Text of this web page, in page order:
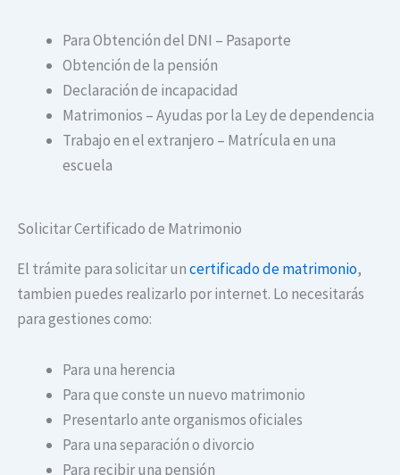
Para Obtención del DNI – Pasaporte
Obtención de la pensión
Declaración de incapacidad
Matrimonios – Ayudas por la Ley de dependencia
Trabajo en el extranjero – Matrícula en una
escuela
Solicitar Certificado de Matrimonio
El trámite para solicitar uncertificado de matrimonio,
tambien puedes realizarlo por internet. Lo necesitarás
para gestiones como:
Para una herencia
Para que conste un nuevo matrimonio
Presentarlo ante organismos oficiales
Para una separación o divorcio
Para recibir una pensión